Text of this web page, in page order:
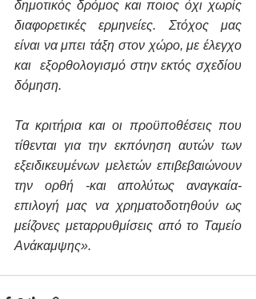
δημοτικός δρόμος και ποιος όχι χωρίς
διαφορετικές ερμηνείες. Στόχος μας
είναι να μπει τάξη στον χώρο, με έλεγχο
και  εξορθολογισμό στην εκτός σχεδίου
δόμηση.
Τα κριτήρια και οι προϋποθέσεις που
τίθενται για την εκπόνηση αυτών των
εξειδικευμένων μελετών επιβεβαιώνουν
την ορθή -και απολύτως αναγκαία-
επιλογή μας να χρηματοδοτηθούν ως
μείζονες μεταρρυθμίσεις από το Ταμείο
Ανάκαμψης».